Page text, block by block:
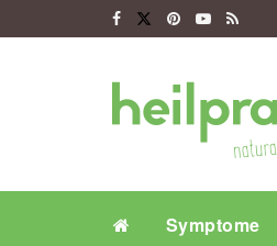
Symptome